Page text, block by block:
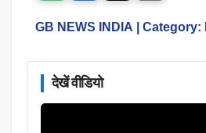
GB NEWS INDIA | Category:
देखें वीडियो